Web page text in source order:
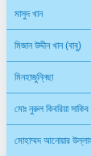
মাসুদ খান
মিজান উদ্দীন খান (বাবু)
মিনহাজুন্নিছা
মোঃ নুরুল কিবরিয়া সাকিব
মোহাম্মদ আনোয়ার